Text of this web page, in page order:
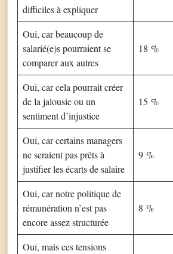
difficiles à expliquer
Oui, car beaucoup de
salarié(e)s pourraient se
comparer aux autres
18 %
Oui, car cela pourrait créer
de la jalousie ou un
sentiment d’injustice
15 %
Oui, car certains managers
ne seraient pas prêts à
justifier les écarts de salaire
9 %
Oui, car notre politique de
rémunération n’est pas
encore assez structurée
8 %
Oui, mais ces tensions